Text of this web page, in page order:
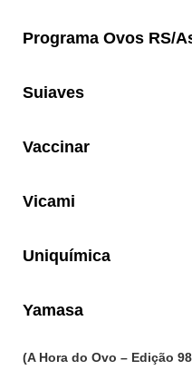
Programa Ovos RS/
Suiaves
Vaccinar
Vicami
Uniquímica
Yamasa
(A Hora do Ovo – Edição